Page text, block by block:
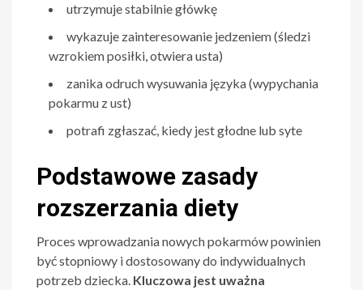
utrzymuje stabilnie główkę
wykazuje zainteresowanie jedzeniem (śledzi
wzrokiem posiłki, otwiera usta)
zanika odruch wysuwania języka (wypychania
pokarmu z ust)
potrafi zgłaszać, kiedy jest głodne lub syte
Podstawowe zasady
rozszerzania diety
Proces wprowadzania nowych pokarmów powinien
być stopniowy i dostosowany do indywidualnych
potrzeb dziecka. Kluczowa jest uważna